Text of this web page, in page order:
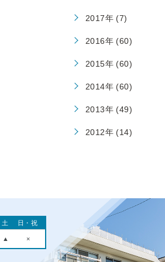
2017年 (7)
2016年 (60)
2015年 (60)
2014年 (60)
2013年 (49)
2012年 (14)
土 日・祝
▲ ×